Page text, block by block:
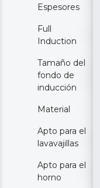
Espesores
Full
Induction
Tamaño del
fondo de
inducción
Material
Apto para el
lavavajillas
Apto para el
horno